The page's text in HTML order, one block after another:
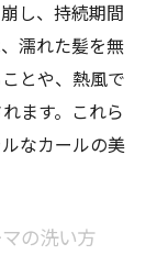
し、持続期間
濡れた髪を無
とや、熱風で
ます。これら
なカールの美
の洗い方